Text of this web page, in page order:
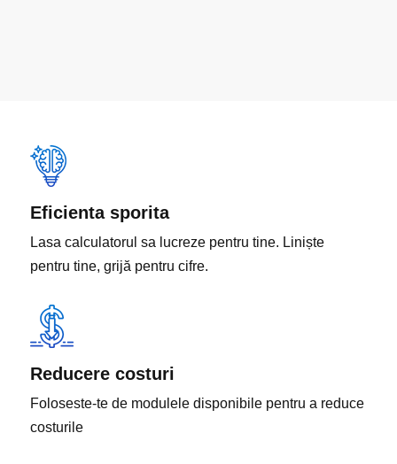
inteligentă
a condominiilor
» Soluții moderne, de ultima generatie,
costuri optimizate.
cont colector
Eficienta sporita
Lasa calculatorul sa lucreze pentru tine. Liniște
pentru tine, grijă pentru cifre.
Reducere costuri
Foloseste-te de modulele disponibile pentru a reduce
costurile